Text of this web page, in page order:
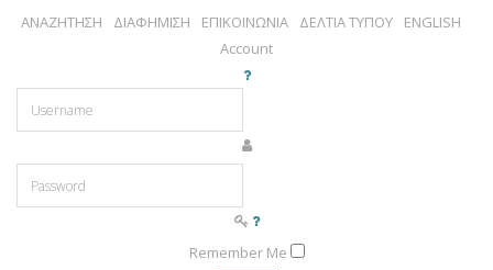
ΑΝΑΖΗΤΗΣΗ ΔΙΑΦΗΜΙΣΗ ΕΠΙΚΟΙΝΩΝΙΑ ΔΕΛΤΙΑ ΤΥΠΟΥ
ENGLISH
Account
Remember Me